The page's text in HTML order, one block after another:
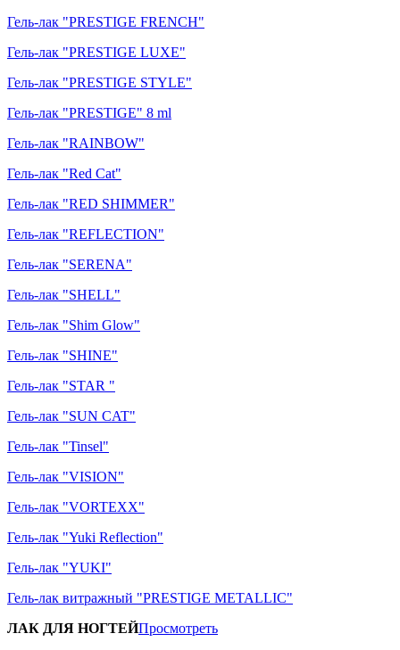
Гель-лак "PRESTIGE FRENCH"
Гель-лак "PRESTIGE LUXE"
Гель-лак "PRESTIGE STYLE"
Гель-лак "PRESTIGE" 8 ml
Гель-лак "RAINBOW"
Гель-лак "Red Cat"
Гель-лак "RED SHIMMER"
Гель-лак "REFLECTION"
Гель-лак "SERENA"
Гель-лак "SHELL"
Гель-лак "Shim Glow"
Гель-лак "SHINE"
Гель-лак "STAR "
Гель-лак "SUN CAT"
Гель-лак "Tinsel"
Гель-лак "VISION"
Гель-лак "VORTEXX"
Гель-лак "Yuki Reflection"
Гель-лак "YUKI"
Гель-лак витражный "PRESTIGE METALLIC"
ЛАК ДЛЯ НОГТЕЙПросмотреть